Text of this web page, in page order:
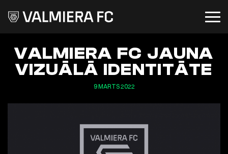
VALMIERA FC JAUNA
VIZUĀLĀ IDENTITĀTE
9 MARTS 2022